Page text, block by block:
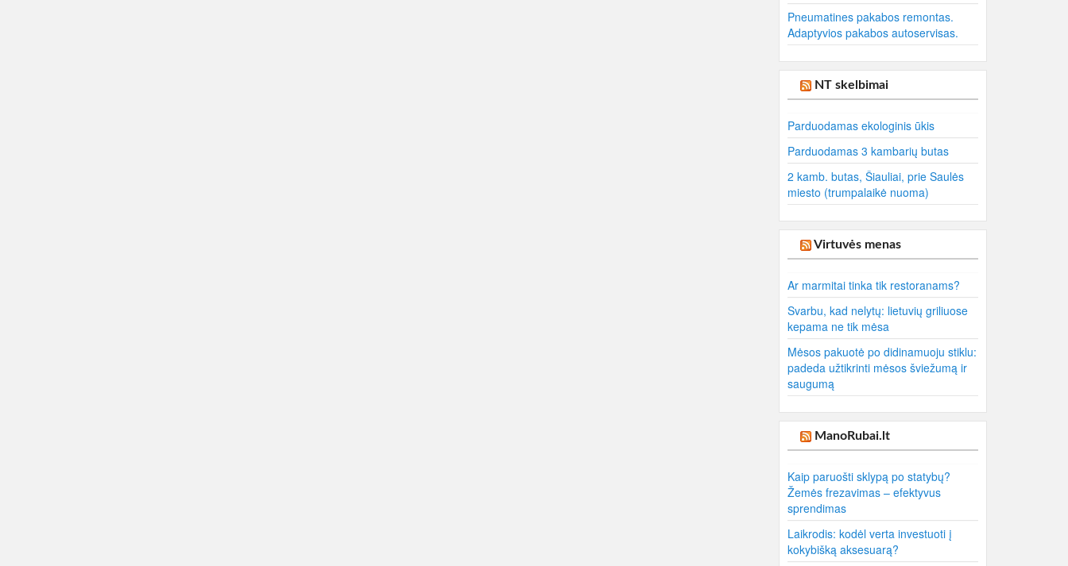
Pneumatines pakabos remontas.
Adaptyvios pakabos autoservisas.
NT skelbimai
Parduodamas ekologinis ūkis
Parduodamas 3 kambarių butas
2 kamb. butas, Šiauliai, prie Saulės
miesto (trumpalaikė nuoma)
Virtuvės menas
Ar marmitai tinka tik restoranams?
Svarbu, kad nelytų: lietuvių griliuose
kepama ne tik mėsa
Mėsos pakuotė po didinamuoju stiklu:
padeda užtikrinti mėsos šviežumą ir
saugumą
ManoRubai.lt
Kaip paruošti sklypą po statybų?
Žemės frezavimas – efektyvus
sprendimas
Laikrodis: kodėl verta investuoti į
kokybišką aksesuarą?